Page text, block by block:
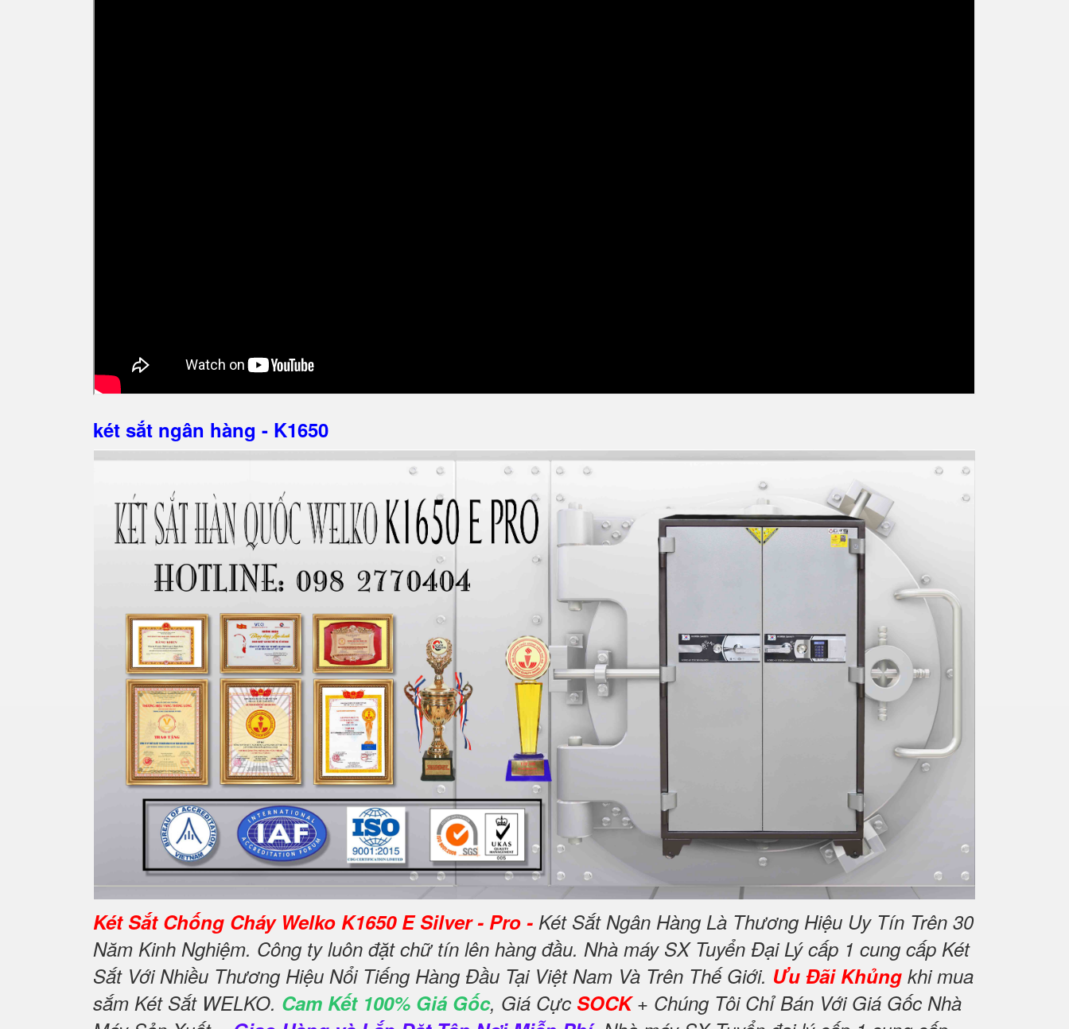
két sắt ngân hàng - K1650
Két Sắt Chống Cháy Welko K1650 E Silver - Pro - Két Sắt Ngân Hàng Là Thương Hiệu Uy Tín Trên 30
Năm Kinh Nghiệm. Công ty luôn đặt chữ tín lên hàng đầu. Nhà máy SX Tuyển Đại Lý cấp 1 cung cấp Két
Sắt Với Nhiều Thương Hiệu Nổi Tiếng Hàng Đầu Tại Việt Nam Và Trên Thế Giới. Ưu Đãi Khủng khi mua
sắm Két Sắt WELKO. Cam Kết 100% Giá Gốc, Giá Cực SOCK+ Chúng Tôi Chỉ Bán Với Giá Gốc Nhà